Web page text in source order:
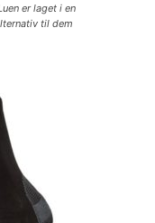
er laget i en
til dem